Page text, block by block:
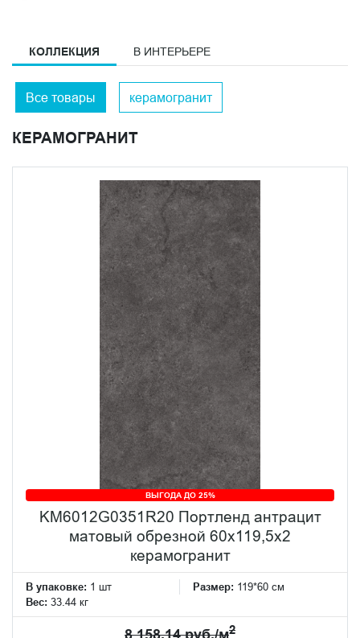
КОЛЛЕКЦИЯ В ИНТЕРЬЕРЕ
Все товары керамогранит
КЕРАМОГРАНИТ
ВЫГОДА ДО 25%
KM6012G0351R20 Портленд антрацит
матовый обрезной 60x119,5x2
керамогранит
В упаковке: 1 шт Размер: 119*60 см
Вес: 33.44 кг
8 158.14 руб./м2